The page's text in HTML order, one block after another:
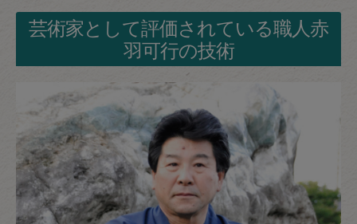
芸術家として評価されている職人赤
羽可行の技術